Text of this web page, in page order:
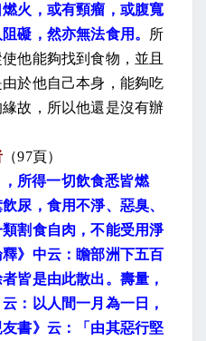
燃火，或有頸瘤，或腹寬
礙，然亦無法食用。
所
他能夠找到食物，並且
於他自己本身，能夠吃
故，所以他還是沒有辦
（97頁）
所得一切飲食悉皆燃
尿，食用不淨、惡臭、
割食自肉，不能受用淨
》中云：瞻部洲下五百
皆是由此散出。壽量，
：以人間一月為一日，
書》云：「由其惡行堅